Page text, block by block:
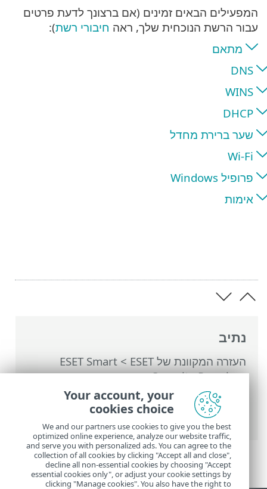
נתיב
העזרה המקוונת של ESET >
ESET Smart
Security Premium
>הגדרות מתקדמות>
>הגנת גישה לאינטרנט>פרופילים של
חיבורי רשת
הוספה או עריכה של פרופילי
חיבור רשת
> מפעילים
המפעילים הבאים זמינים (אם ברצונך לדעת פרטים
עבור הרשת הנוכחית שלך, ראה חיבורי רשת):
מתאם
DNS
WINS
DHCP
שער ברירת מחדל
Wi-Fi
פרופיל Windows
אימות
Your account, your
cookies choice
We and our partners use cookies to give you the best
optimized online experience, analyze our website traffic,
and serve you with personalized ads. You can agree to the
collection of all cookies by clicking "Accept all and close",
decline all non-essential cookies by choosing "Accept
essential cookies only", or adjust your cookie settings by
clicking "Manage cookies". You also have the right to